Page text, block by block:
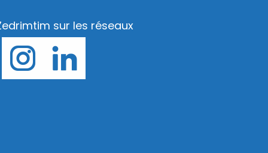
sur les réseaux